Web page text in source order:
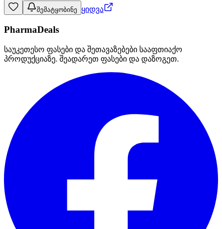
შემატყობინე ყიდვა
PharmaDeals
საუკეთესო ფასები და შეთავაზებები სააფთიაქო
პროდუქციაზე. შეადარეთ ფასები და დაზოგეთ.